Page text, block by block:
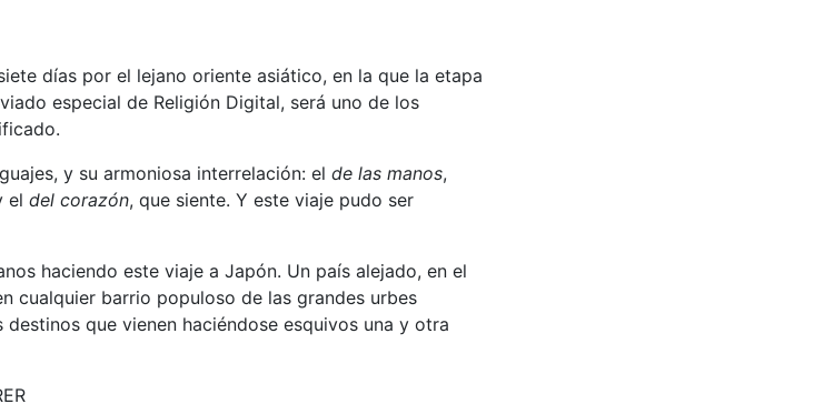
días por el lejano oriente asiático, en la que la etapa
especial de Religión Digital, será uno de los
y su armoniosa interrelación: el de las manos,
el del corazón, que siente. Y este viaje pudo ser
haciendo este viaje a Japón. Un país alejado, en el
cualquier barrio populoso de las grandes urbes
que vienen haciéndose esquivos una y otra